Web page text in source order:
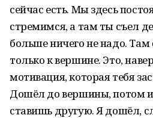
сейчас есть. Мы здесь
стремимся, а там ты съел
больше ничего не надо.
только к вершине. Это,
мотивация, которая тебя
Дошёл до вершины, потом
ставишь другую. Я дошёл,